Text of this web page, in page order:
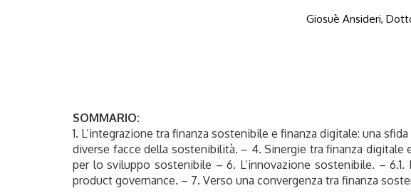
Giosuè Ansideri,
SOMMARIO:
1. L’integrazione tra finanza sostenibile e finanza digitale: una
diverse facce della sostenibilità. – 4. Sinergie tra finanza
per lo sviluppo sostenibile – 6. L’innovazione sostenibile. –
product governance. – 7. Verso una convergenza tra finanza